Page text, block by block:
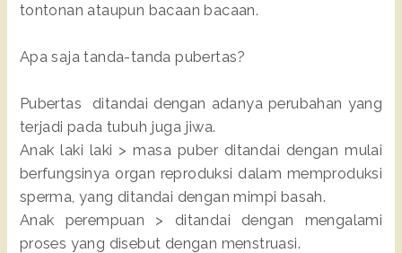
tontonan ataupun bacaan bacaan.
Apa saja tanda-tanda pubertas?
Pubertas ditandai dengan adanya perubahan yang
terjadi pada tubuh juga jiwa.
Anak laki laki > masa puber ditandai dengan mulai
berfungsinya organ reproduksi dalam memproduksi
sperma, yang ditandai dengan mimpi basah.
Anak perempuan > ditandai dengan mengalami
proses yang disebut dengan menstruasi.